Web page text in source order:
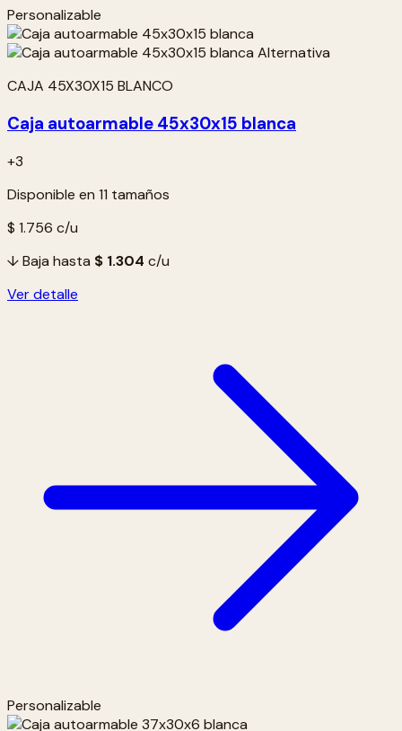
Personalizable
CAJA 45X30X15 BLANCO
Caja autoarmable 45x30x15 blanca
+3
Disponible en 11 tamaños
$ 1.756 c/u
↓ Baja hasta $ 1.304 c/u
Ver detalle
Personalizable